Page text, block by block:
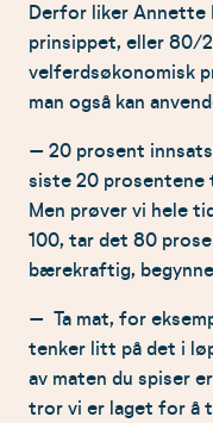
Derfor liker Annette
prinsippet, eller 80/
velferdsøkonomisk
man også kan
– 20 prosent
siste 20 prosentene
Men prøver vi hele
100, tar det 80
bærekraftig,
– Ta mat, for
tenker litt på det i
av maten du spiser
tror vi er laget for å